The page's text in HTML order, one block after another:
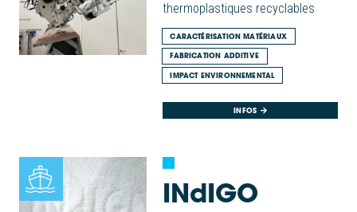
thermoplastiques recyclables
CARACTÉRISATION MATÉRIAUX
FABRICATION ADDITIVE
IMPACT ENVIRONNEMENTAL
INFOS
INdIGO